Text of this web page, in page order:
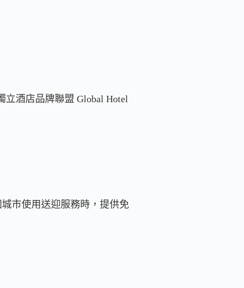
酒店品牌聯盟 Global Hotel
市使用送迎服務時，提供免